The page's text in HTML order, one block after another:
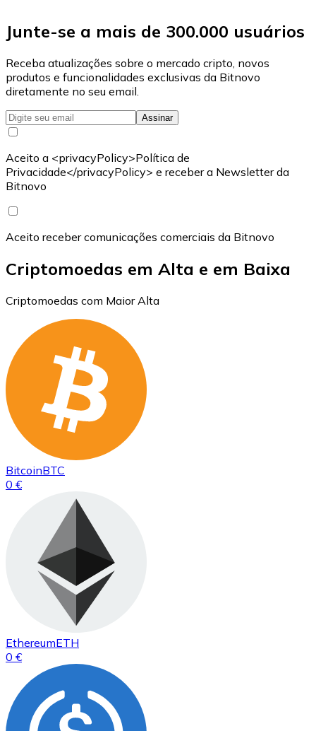
Junte-se a mais de 300.000 usuários
Receba atualizações sobre o mercado cripto, novos
produtos e funcionalidades exclusivas da Bitnovo
diretamente no seu email.
Assinar
Aceito a <privacyPolicy>Política de
Privacidade</privacyPolicy> e receber a Newsletter da
Bitnovo
Aceito receber comunicações comerciais da Bitnovo
Criptomoedas em Alta e em Baixa
Criptomoedas com Maior Alta
BitcoinBTC
0 €
EthereumETH
0 €